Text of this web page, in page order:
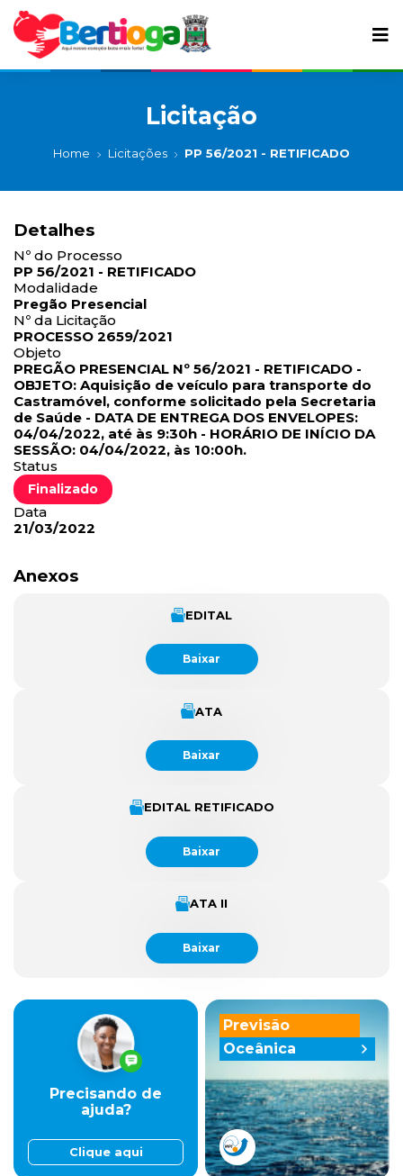
Licitação
Home Licitações PP 56/2021 - RETIFICADO
Detalhes
Nº do Processo
PP 56/2021 - RETIFICADO
Modalidade
Pregão Presencial
Nº da Licitação
PROCESSO 2659/2021
Objeto
PREGÃO PRESENCIAL Nº 56/2021 - RETIFICADO -
OBJETO: Aquisição de veículo para transporte do
Castramóvel, conforme solicitado pela Secretaria
de Saúde - DATA DE ENTREGA DOS ENVELOPES:
04/04/2022, até às 9:30h - HORÁRIO DE INÍCIO DA
SESSÃO: 04/04/2022, às 10:00h.
Status
Finalizado
Data
21/03/2022
Anexos
EDITAL
Baixar
ATA
Baixar
EDITAL RETIFICADO
Baixar
ATA II
Baixar
Previsão
Oceânica
Precisando de
ajuda?
Clique aqui